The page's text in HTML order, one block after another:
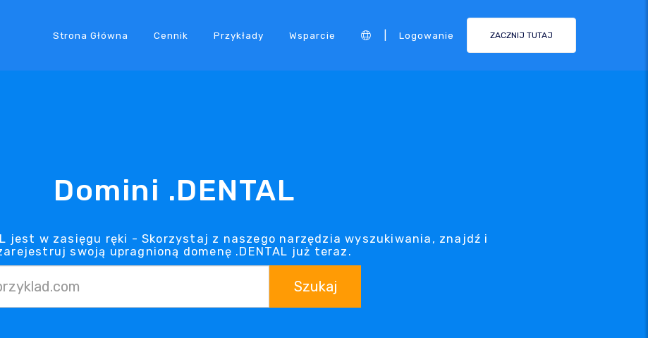
Strona Główna Cennik Przykłady Wsparcie Logowanie ZACZNIJ TUTAJ
Domini .DENTAL
jest w zasięgu ręki - Skorzystaj z naszego narzędzia wyszukiwania, znajdź i
swoją upragnioną domenę .DENTAL już teraz.
Szukaj